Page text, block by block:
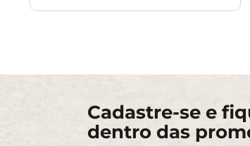
Cadastre-se e
dentro das